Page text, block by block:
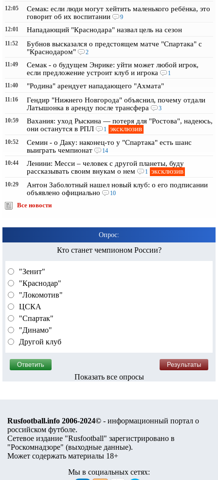
12:05
Семак: если люди могут хейтить маленького ребёнка, это
говорит об их воспитании
9
12:01
Нападающий "Краснодара" назвал цель на сезон
11:52
Бубнов высказался о предстоящем матче "Спартака" с
"Краснодаром"
2
11:49
Семак - о будущем Энрике: уйти может любой игрок,
если предложение устроит клуб и игрока
1
11:40
"Родина" арендует нападающего "Ахмата"
11:16
Гендир "Нижнего Новгорода" объяснил, почему отдали
Латышонка в аренду после трансфера
3
10:59
Вахания: уход Рыскина — потеря для "Ростова", надеюсь,
они останутся в РПЛ
1 эксклюзив
10:52
Семин - о Даку: наконец-то у "Спартака" есть шанс
выиграть чемпионат
14
10:44
Ленини: Месси – человек с другой планеты, буду
рассказывать своим внукам о нем
1 эксклюзив
10:29
Антон Заболотный нашел новый клуб: о его подписании
объявлено официально
10
Все новости
Опрос:
Кто станет чемпионом России?
"Зенит"
"Краснодар"
"Локомотив"
ЦСКА
"Спартак"
"Динамо"
Другой клуб
Показать все опросы
Rusfootball.info 2006-2024© - информационный портал о
российском футболе.
Сетевое издание "Rusfootball" зарегистрировано в
"Роскомнадзоре" (выходные данные).
Может содержать материалы 18+
Мы в социальных сетях: